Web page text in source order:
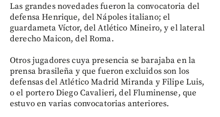
Las grandes novedades fueron la convocatoria del
defensa Henrique, del Nápoles italiano; el
guardameta Víctor, del Atlético Mineiro, y el lateral
derecho Maicon, del Roma.
Otros jugadores cuya presencia se barajaba en la
prensa brasileña y que fueron excluidos son los
defensas del Atlético Madrid Miranda y Filipe Luis,
o el portero Diego Cavalieri, del Fluminense, que
estuvo en varias convocatorias anteriores.